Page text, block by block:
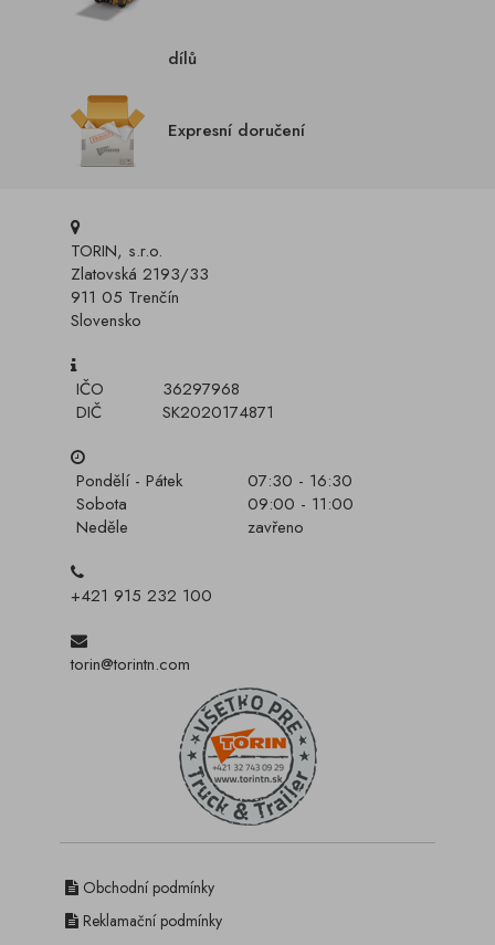
dílů
Expresní doručení
TORIN, s.r.o.
Zlatovská 2193/33
911 05 Trenčín
Slovensko
IČO
36297968
DIČ
SK2020174871
Pondělí - Pátek
07:30 - 16:30
Sobota
09:00 - 11:00
Neděle
zavřeno
+421 915 232 100
torin@torintn.com
Obchodní podmínky
Reklamační podmínky